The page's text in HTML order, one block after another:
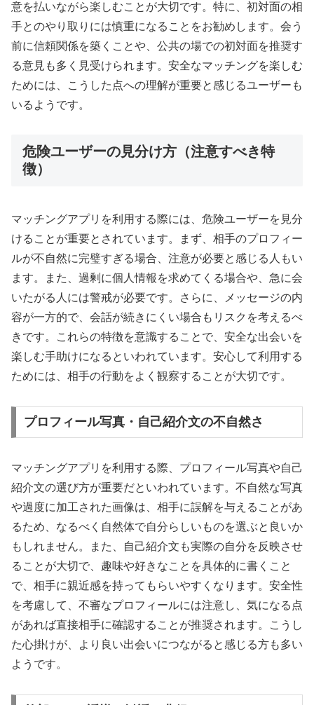
意を払いながら楽しむことが大切です。特に、初対面の相
手とのやり取りには慎重になることをお勧めします。会う
前に信頼関係を築くことや、公共の場での初対面を推奨す
る意見も多く見受けられます。安全なマッチングを楽しむ
ためには、こうした点への理解が重要と感じるユーザーも
いるようです。
危険ユーザーの見分け方（注意すべき特
徴）
マッチングアプリを利用する際には、危険ユーザーを見分
けることが重要とされています。まず、相手のプロフィー
ルが不自然に完璧すぎる場合、注意が必要と感じる人もい
ます。また、過剰に個人情報を求めてくる場合や、急に会
いたがる人には警戒が必要です。さらに、メッセージの内
容が一方的で、会話が続きにくい場合もリスクを考えるべ
きです。これらの特徴を意識することで、安全な出会いを
楽しむ手助けになるといわれています。安心して利用する
ためには、相手の行動をよく観察することが大切です。
プロフィール写真・自己紹介文の不自然さ
マッチングアプリを利用する際、プロフィール写真や自己
紹介文の選び方が重要だといわれています。不自然な写真
や過度に加工された画像は、相手に誤解を与えることがあ
るため、なるべく自然体で自分らしいものを選ぶと良いか
もしれません。また、自己紹介文も実際の自分を反映させ
ることが大切で、趣味や好きなことを具体的に書くこと
で、相手に親近感を持ってもらいやすくなります。安全性
を考慮して、不審なプロフィールには注意し、気になる点
があれば直接相手に確認することが推奨されます。こうし
た心掛けが、より良い出会いにつながると感じる方も多い
ようです。